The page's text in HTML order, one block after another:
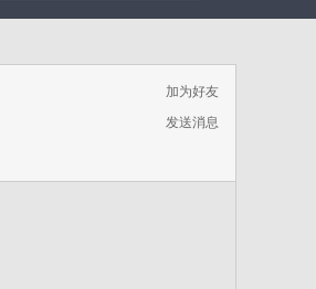
加为好友
发送消息